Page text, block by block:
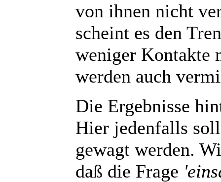
von ihnen nicht
scheint es den
weniger Kontakte
werden auch
Die Ergebnisse
Hier jedenfalls
gewagt werden.
daß die Frage